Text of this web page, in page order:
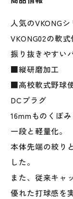
02
本
製
1CJMR17282
1CJMR17283
1CJMR17284
高
校
軟
式
野
球
使
用
可
個
人気のVKONGシ
VKONG02の軟
振り抜きやすい
■縦研磨加工
■高校軟式野球
DCプラグ
16mmものくぼ
一段と軽量化。
本体先端の絞り
した。
また、従来キャ
優れた打球感を